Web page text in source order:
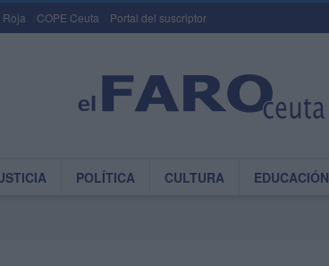
Roja COPE Ceuta Portal del suscriptor
POLÍTICA CULTURA EDUCACIÓN